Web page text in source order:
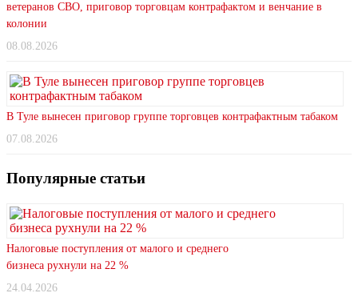
ветеранов СВО, приговор торговцам контрафактом и венчание в
колонии
08.08.2026
В Туле вынесен приговор группе торговцев контрафактным табаком
07.08.2026
Популярные статьи
Налоговые поступления от малого и среднего
бизнеса рухнули на 22 %
24.04.2026